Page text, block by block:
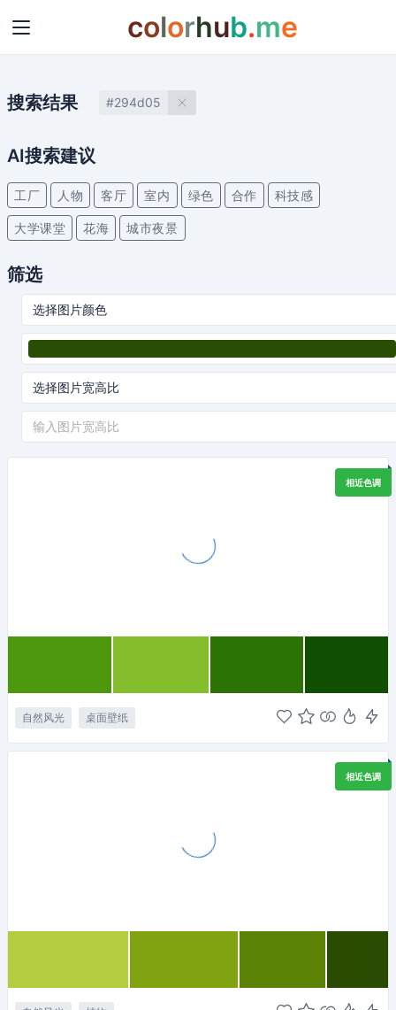
colorhub.me
搜索结果 #294d05
AI搜索建议
工厂 人物 客厅 室内 绿色 合作 科技感
大学课堂 花海 城市夜景
筛选
相近色调
自然风光 桌面壁纸
相近色调